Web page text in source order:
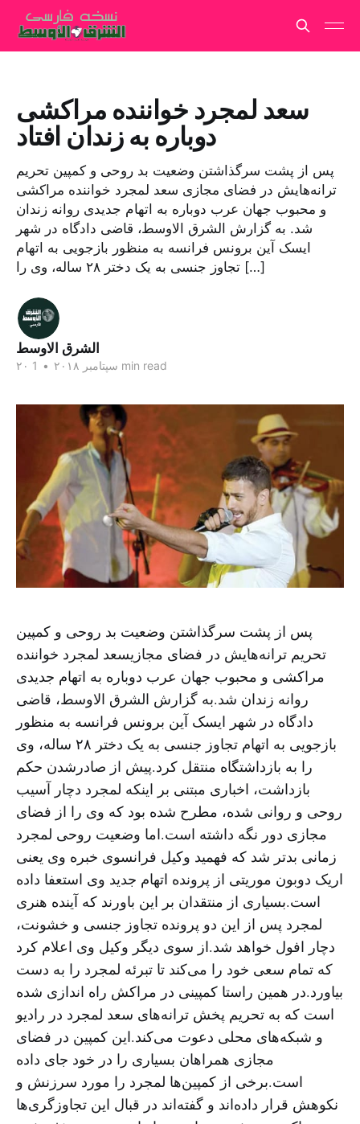
سعد لمجرد خواننده مراکشی
دوباره به زندان افتاد
پس از پشت سرگذاشتن وضعیت بد روحی و کمپین تحریم
ترانه‌هایش در فضای مجازی سعد لمجرد خواننده مراکشی
و محبوب جهان عرب دوباره به اتهام جدیدی روانه زندان
شد. به گزارش الشرق الاوسط، قاضی دادگاه در شهر
ایسک آین برونس فرانسه به منظور بازجویی به اتهام
تجاوز جنسی به یک دختر ۲۸ ساله، وی را […]
الشرق الاوسط
۲۰ سپتامبر ۲۰۱۸ • 1 min read
پس از پشت سرگذاشتن وضعیت بد روحی و کمپین
تحریم ترانه‌هایش در فضای مجازیسعد لمجرد خواننده
مراکشی و محبوب جهان عرب دوباره به اتهام جدیدی
روانه زندان شد.به گزارش الشرق الاوسط، قاضی
دادگاه در شهر ایسک آین برونس فرانسه به منظور
بازجویی به اتهام تجاوز جنسی به یک دختر ۲۸ ساله، وی
را به بازداشتگاه منتقل کرد.پیش از صادرشدن حکم
بازداشت، اخباری مبتنی بر اینکه لمجرد دچار آسیب
روحی و روانی شده، مطرح شده بود که وی را از فضای
مجازی دور نگه داشته است.اما وضعیت روحی لمجرد
زمانی بدتر شد که فهمید وکیل فرانسوی خبره وی یعنی
اریک دوبون موریتی از پرونده اتهام جدید وی استعفا داده
است.بسیاری از منتقدان بر این باورند که آینده هنری
لمجرد پس از این دو پرونده تجاوز جنسی و خشونت،
دچار افول خواهد شد.از سوی دیگر وکیل وی اعلام کرد
که تمام سعی خود را می‌کند تا تبرئه لمجرد را به دست
بیاورد.در همین راستا کمپینی در مراکش راه اندازی شده
است که به تحریم پخش ترانه‌های سعد لمجرد در رادیو
و شبکه‌های محلی دعوت می‌کند.این کمپین در فضای
مجازی همراهان بسیاری را در خود جای داده
است.برخی از کمپین‌ها لمجرد را مورد سرزنش و
نکوهش قرار داده‌اند و گفته‌اند در قبال این تجاوزگری‌ها